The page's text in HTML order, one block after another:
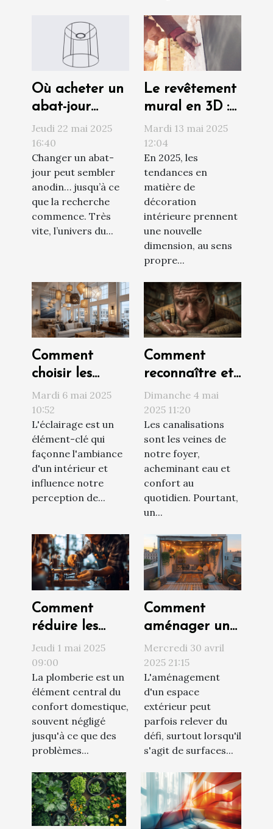
Où acheter un
abat-jour
cylindre au
meilleur prix ?
Jeudi 22 mai 2025
16:40
Changer un abat-
jour peut sembler
anodin… jusqu’à ce
que la recherche
commence. Très
vite, l’univers du...
Le revêtement
mural en 3D :
le must-have
déco
d'intérieur
2025
Mardi 13 mai 2025
12:04
En 2025, les
tendances en
matière de
décoration
intérieure prennent
une nouvelle
dimension, au sens
propre...
Comment
choisir les
meilleurs
luminaires
pour votre
espace
intérieur
Mardi 6 mai 2025
10:52
L'éclairage est un
élément-clé qui
façonne l'ambiance
d'un intérieur et
influence notre
perception de...
Comment
reconnaître et
réagir face à
un bouchage
de canalisation
Dimanche 4 mai
2025 11:20
Les canalisations
sont les veines de
notre foyer,
acheminant eau et
confort au
quotidien. Pourtant,
un...
Comment
réduire les
risques de
problèmes de
plomberie chez
soi
Jeudi 1 mai 2025
09:00
La plomberie est un
élément central du
confort domestique,
souvent négligé
jusqu'à ce que des
problèmes...
Comment
aménager un
petit espace
extérieur des
astuces pour
optimiser
chaque mètre
carré
Mercredi 30 avril
2025 21:15
L'aménagement
d'un espace
extérieur peut
parfois relever du
défi, surtout lorsqu'il
s'agit de surfaces...